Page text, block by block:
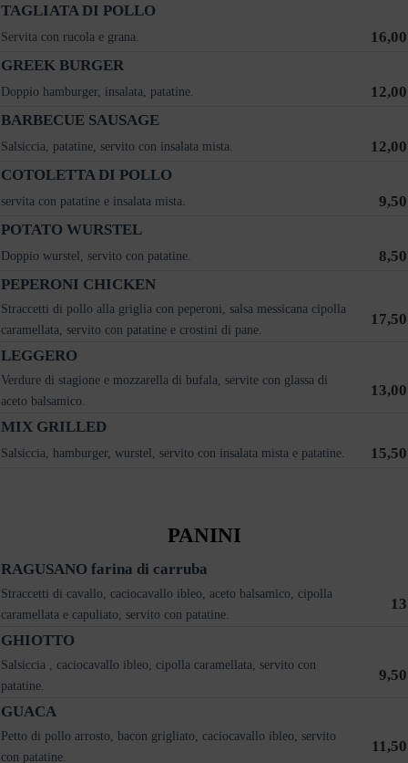
TAGLIATA DI POLLO
Servita con rucola e grana.
16,00
GREEK BURGER
Doppio hamburger, insalata, patatine.
12,00
BARBECUE SAUSAGE
Salsiccia, patatine, servito con insalata mista.
12,00
COTOLETTA DI POLLO
servita con patatine e insalata mista.
9,50
POTATO WURSTEL
Doppio wurstel, servito con patatine.
8,50
PEPERONI CHICKEN
Straccetti di pollo alla griglia con peperoni, salsa messicana cipolla
caramellata, servito con patatine e crostini di pane.
17,50
LEGGERO
Verdure di stagione e mozzarella di bufala, servite con glassa di
aceto balsamico.
13,00
MIX GRILLED
Salsiccia, hamburger, wurstel, servito con insalata mista e patatine. 15,50
PANINI
RAGUSANO farina di carruba
Straccetti di cavallo, caciocavallo ibleo, aceto balsamico, cipolla
caramellata e capuliato, servito con patatine.
13
GHIOTTO
Salsiccia , caciocavallo ibleo, cipolla caramellata, servito con
patatine.
9,50
GUACA
Petto di pollo arrosto, bacon grigliato, caciocavallo ibleo, servito
con patatine.
11,50